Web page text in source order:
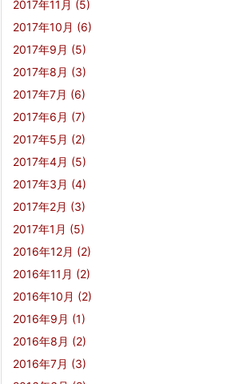
2017年11月 (5)
2017年10月 (6)
2017年9月 (5)
2017年8月 (3)
2017年7月 (6)
2017年6月 (7)
2017年5月 (2)
2017年4月 (5)
2017年3月 (4)
2017年2月 (3)
2017年1月 (5)
2016年12月 (2)
2016年11月 (2)
2016年10月 (2)
2016年9月 (1)
2016年8月 (2)
2016年7月 (3)